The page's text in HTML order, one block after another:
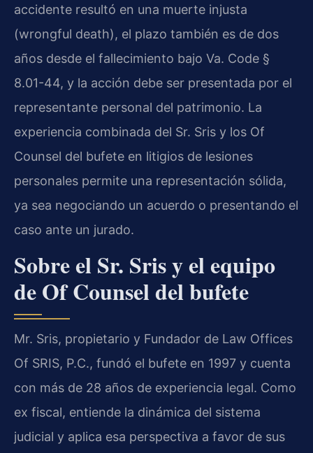
accidente resultó en una muerte injusta
(wrongful death), el plazo también es de dos
años desde el fallecimiento bajo Va. Code §
8.01-44, y la acción debe ser presentada por el
representante personal del patrimonio. La
experiencia combinada del Sr. Sris y los Of
Counsel del bufete en litigios de lesiones
personales permite una representación sólida,
ya sea negociando un acuerdo o presentando el
caso ante un jurado.
Sobre el Sr. Sris y el equipo
de Of Counsel del bufete
Mr. Sris, propietario y Fundador de Law Offices
Of SRIS, P.C., fundó el bufete en 1997 y cuenta
con más de 28 años de experiencia legal. Como
ex fiscal, entiende la dinámica del sistema
judicial y aplica esa perspectiva a favor de sus